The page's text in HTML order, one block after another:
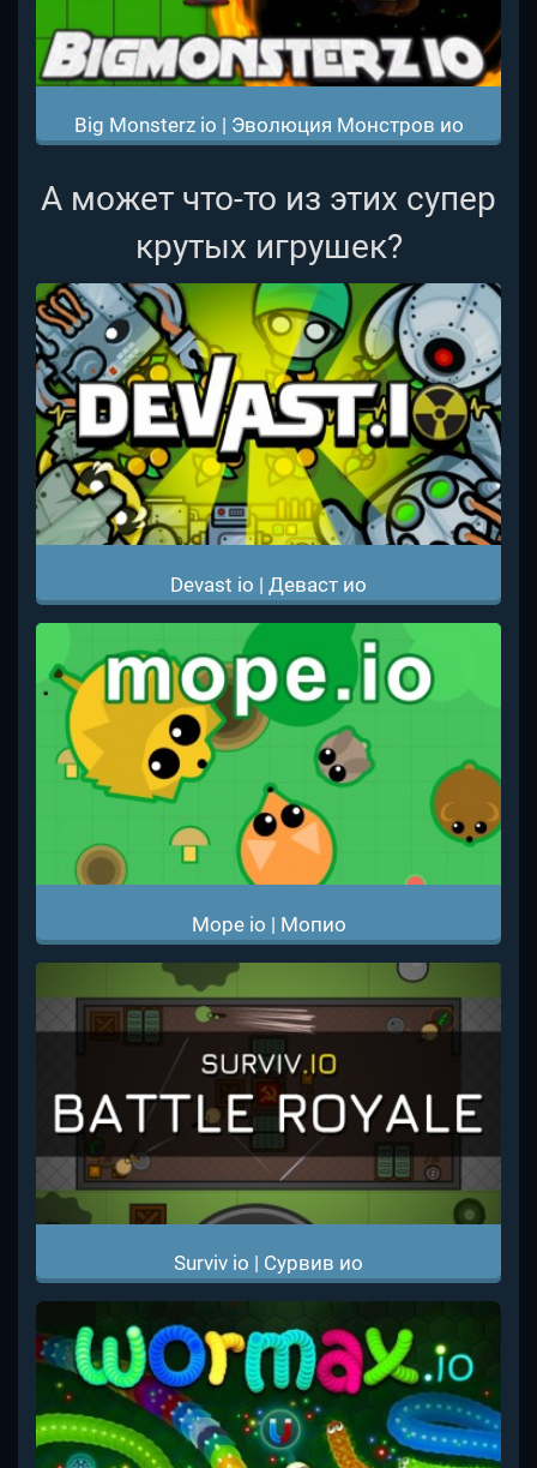
Big Monsterz io | Эволюция Монстров ио
А может что-то из этих супер
крутых игрушек?
Devast io | Деваст ио
Mope io | Мопио
Surviv io | Сурвив ио